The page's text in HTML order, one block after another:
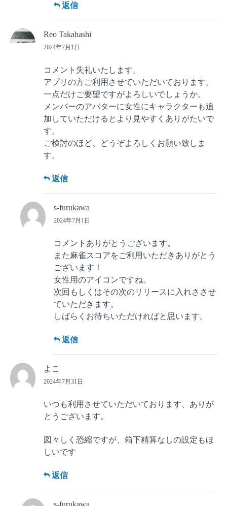
返信
Reo Takahashi
2024年7月1日
コメント失礼いたします。
アプリの方ご利用させていただいております。
一点だけご要望ですがよろしいでしょうか。
メンバーのアバターに女性にキャラクターも追
加していただけるとより見やすくありがたいで
す。
ご検討のほど、どうぞよろしくお願い致しま
す。
返信
s-furukawa
2024年7月1日
コメントありがとうございます。
また麻雀スコアをご利用いただきありがとう
ございます！
女性用のアイコンですね。
次回もしくはその次のリリースに入れささせ
ていただきます。
しばらくお待ちいただければと思います。
返信
よこ
2024年7月31日
いつも利用させていただいております、ありが
とうございます。
図々しく恐縮ですが、箱下精算なしの設定もほ
しいです
返信
s-furukawa